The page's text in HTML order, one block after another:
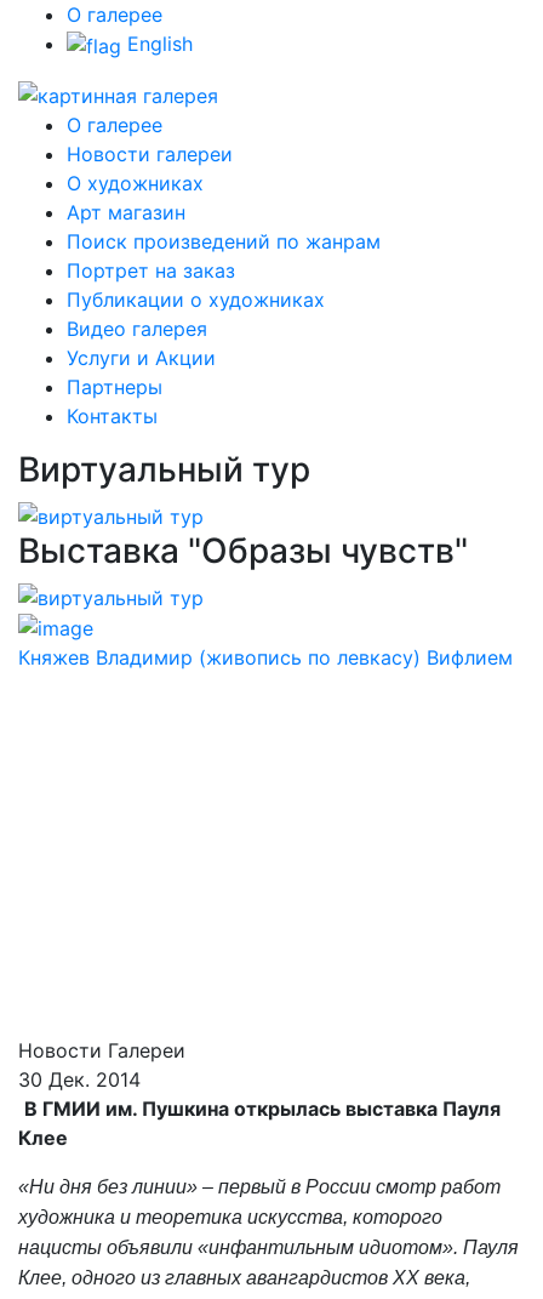
О галерее
English
О галерее
Новости галереи
О художниках
Арт магазин
Поиск произведений по жанрам
Портрет на заказ
Публикации о художниках
Видео галерея
Услуги и Акции
Партнеры
Контакты
Виртуальный тур
Выставка "Образы чувств"
Княжев Владимир (живопись по левкасу) Вифлием
Новости Галереи
30 Дек. 2014
В ГМИИ им. Пушкина открылась выставка Пауля
Клее
«Ни дня без линии» – первый в России смотр работ
художника и теоретика искусства, которого
нацисты объявили «инфантильным идиотом». Пауля
Клее, одного из главных авангардистов ХХ века,